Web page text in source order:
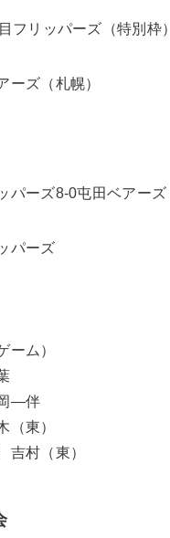
リッパーズ（特別枠）
ーズ（札幌）
パーズ8-0屯田ベアーズ
パーズ
ーム）
―伴
（東）
村（東）